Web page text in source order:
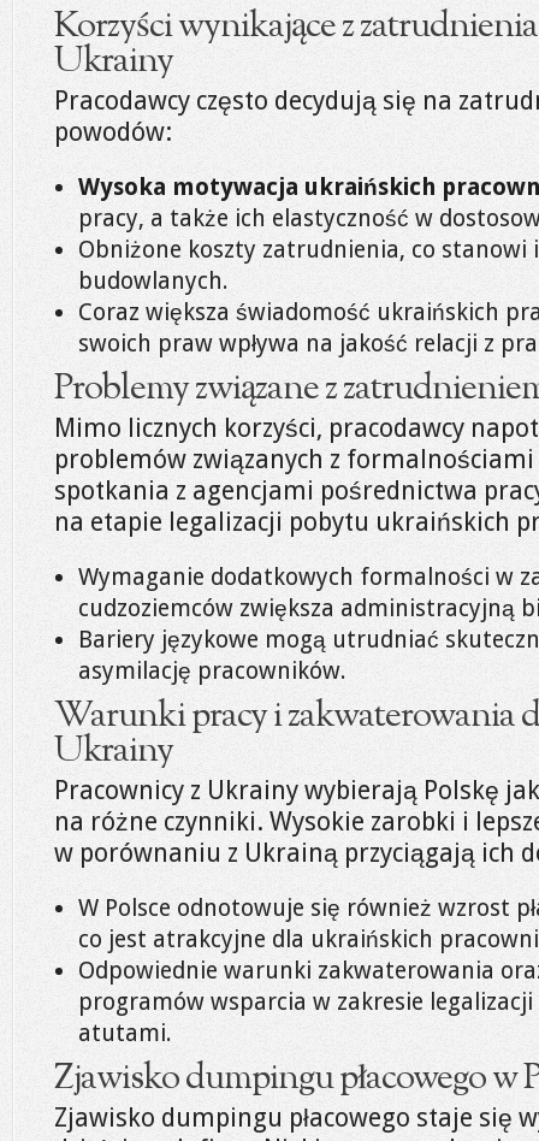
Korzyści wynikające z
Ukrainy
Pracodawcy często decydują się na
powodów:
Wysoka motywacja ukraińskich
pracy, a także ich elastyczność w
Obniżone koszty zatrudnienia, co
budowlanych.
Coraz większa świadomość ukraińskich
swoich praw wpływa na jakość relacji z
Problemy związane z
Mimo licznych korzyści, pracodawcy
problemów związanych z
spotkania z agencjami pośrednictwa
na etapie legalizacji pobytu ukraińskich
Wymaganie dodatkowych formalności w
cudzoziemców zwiększa administracyjną
Bariery językowe mogą utrudniać
asymilację pracowników.
Warunki pracy i zakwaterowania
Ukrainy
Pracownicy z Ukrainy wybierają Polskę
na różne czynniki. Wysokie zarobki i
w porównaniu z Ukrainą przyciągają ich
W Polsce odnotowuje się również wzrost
co jest atrakcyjne dla ukraińskich
Odpowiednie warunki zakwaterowania
programów wsparcia w zakresie
atutami.
Zjawisko dumpingu płacowego w
Zjawisko dumpingu płacowego staje się